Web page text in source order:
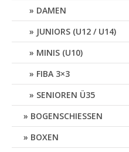
DAMEN
JUNIORS (U12 / U14)
MINIS (U10)
FIBA 3×3
SENIOREN Ü35
BOGENSCHIESSEN
BOXEN